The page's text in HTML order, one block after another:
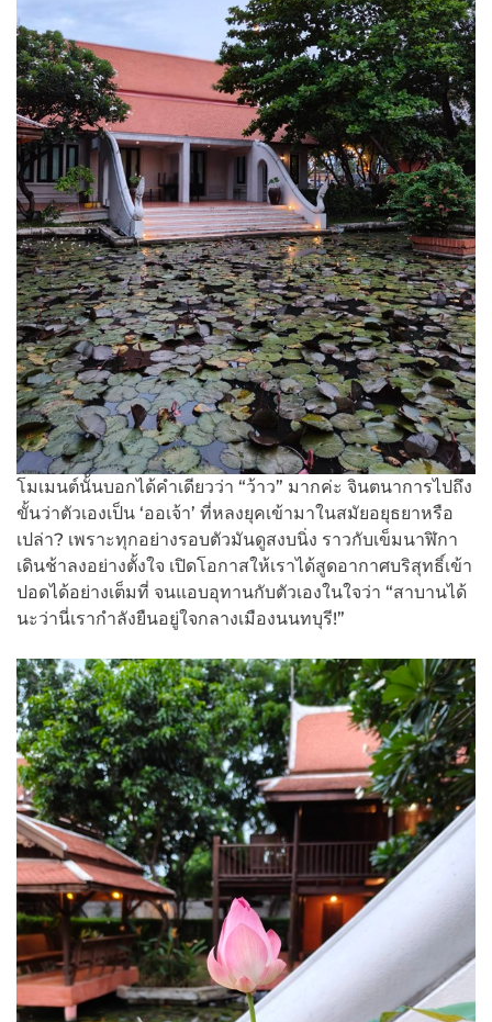
โมเมนต์นั้นบอกได้คำเดียวว่า “ว้าว” มากค่ะ จินตนาการไปถึง
ขั้นว่าตัวเองเป็น ‘ออเจ้า’ ที่หลงยุคเข้ามาในสมัยอยุธยาหรือ
เปล่า? เพราะทุกอย่างรอบตัวมันดูสงบนิ่ง ราวกับเข็มนาฬิกา
เดินช้าลงอย่างตั้งใจ เปิดโอกาสให้เราได้สูดอากาศบริสุทธิ์เข้า
ปอดได้อย่างเต็มที่ จนแอบอุทานกับตัวเองในใจว่า “สาบานได้
นะว่านี่เรากำลังยืนอยู่ใจกลางเมืองนนทบุรี!”